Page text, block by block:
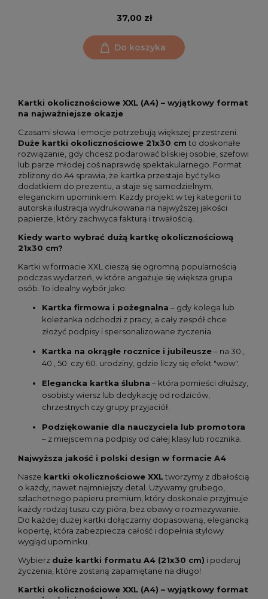
37,00 zł
Do koszyka
Kartki okolicznościowe XXL (A4) – wyjątkowy format
na najważniejsze okazje
Czasami słowa i emocje potrzebują większej przestrzeni.
Duże kartki okolicznościowe 21x30 cm to doskonałe
rozwiązanie, gdy chcesz podarować bliskiej osobie, szefowi
lub parze młodej coś naprawdę spektakularnego. Format
zbliżony do A4 sprawia, że kartka przestaje być tylko
dodatkiem do prezentu, a staje się samodzielnym,
eleganckim upominkiem. Każdy projekt w tej kategorii to
autorska ilustracja wydrukowana na najwyższej jakości
papierze, który zachwyca fakturą i trwałością.
Kiedy warto wybrać dużą kartkę okolicznościową
21x30 cm?
Kartki w formacie XXL cieszą się ogromną popularnością
podczas wydarzeń, w które angażuje się większa grupa
osób. To idealny wybór jako:
Kartka firmowa i pożegnalna – gdy kolega lub
koleżanka odchodzi z pracy, a cały zespół chce
złożyć podpisy i spersonalizowane życzenia.
Kartka na okrągłe rocznice i jubileusze– na 30.,
40., 50. czy 60. urodziny, gdzie liczy się efekt "wow".
Elegancka kartka ślubna – która pomieści dłuższy,
osobisty wiersz lub dedykację od rodziców,
chrzestnych czy grupy przyjaciół.
Podziękowanie dla nauczyciela lub promotora
– z miejscem na podpisy od całej klasy lub rocznika.
Najwyższa jakość i polski design w formacie A4
Nasze kartki okolicznościowe XXLtworzymy z dbałością
o każdy, nawet najmniejszy detal. Używamy grubego,
szlachetnego papieru premium, który doskonale przyjmuje
każdy rodzaj tuszu czy pióra, bez obawy o rozmazywanie.
Do każdej dużej kartki dołączamy dopasowaną, elegancką
kopertę, która zabezpiecza całość i dopełnia stylowy
wygląd upominku.
Wybierz duże kartki formatu A4 (21x30 cm) i podaruj
życzenia, które zostaną zapamiętane na długo!
Kartki okolicznościowe XXL (A4) – wyjątkowy format